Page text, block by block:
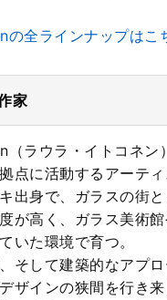
全ラインナップはこ
家
ラウラ・イトコネン）
点に活動するアーテ
出身で、ガラスの街
が高く、ガラス美術
いた環境で育つ。
そして建築的なアプ
ザインの狭間を行き